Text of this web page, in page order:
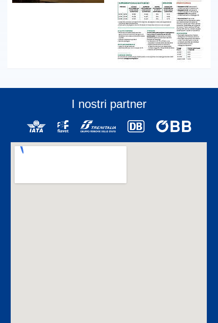
I nostri partner